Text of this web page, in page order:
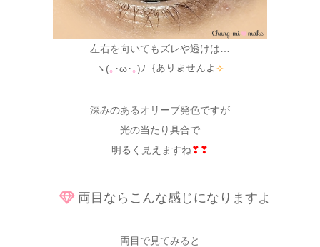
左右を向いてもズレや透けは…
ヽ(｡ ･ω･｡)ﾉ｛ありませんよ✧
深みのあるオリーブ発色ですが
光の当たり具合で
明るく見えますね❣❣
両目ならこんな感じになりますよ
両目で見てみると